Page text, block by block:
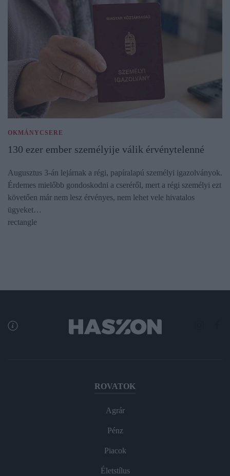
OKMÁNYCSERE
130 ezer ember személyije válik érvénytelenné
Augusztus 3-án lejárnak a régi, papíralapú személyi igazolványok.
Érdemes mielőbb gondoskodni a cseréről, mert a régi személyi ezt
követően már nem lesz érvényes, nem lehet vele hivatalos
ügyeket…
rectangle
ROVATOK
Agrár
Pénz
Piacok
Életstílus